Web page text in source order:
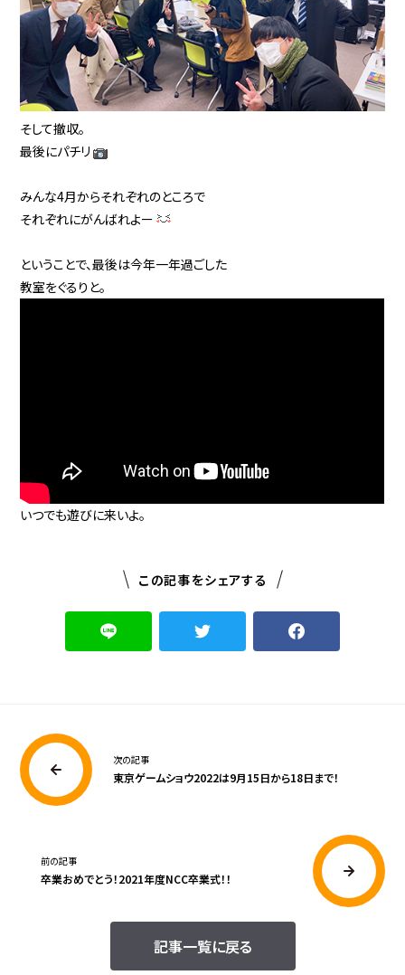
そして撤収。
最後にパチリ
みんな4月からそれぞれのところで
それぞれにがんばれよー
ということで、最後は今年一年過ごした
教室をぐるりと。
いつでも遊びに来いよ。
この記事をシェアする
次の記事
東京ゲームショウ2022は9月15日から18日まで！
記事一覧に戻る
前の記事
卒業おめでとう！2021年度NCC卒業式！！